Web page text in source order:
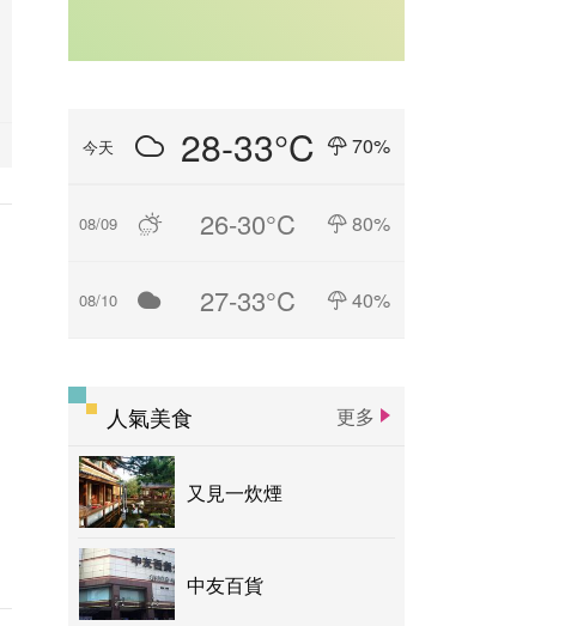
今天 28-33°C 70%
08/09 26-30°C 80%
08/10 27-33°C 40%
人氣美食 更多
又見一炊煙
中友百貨